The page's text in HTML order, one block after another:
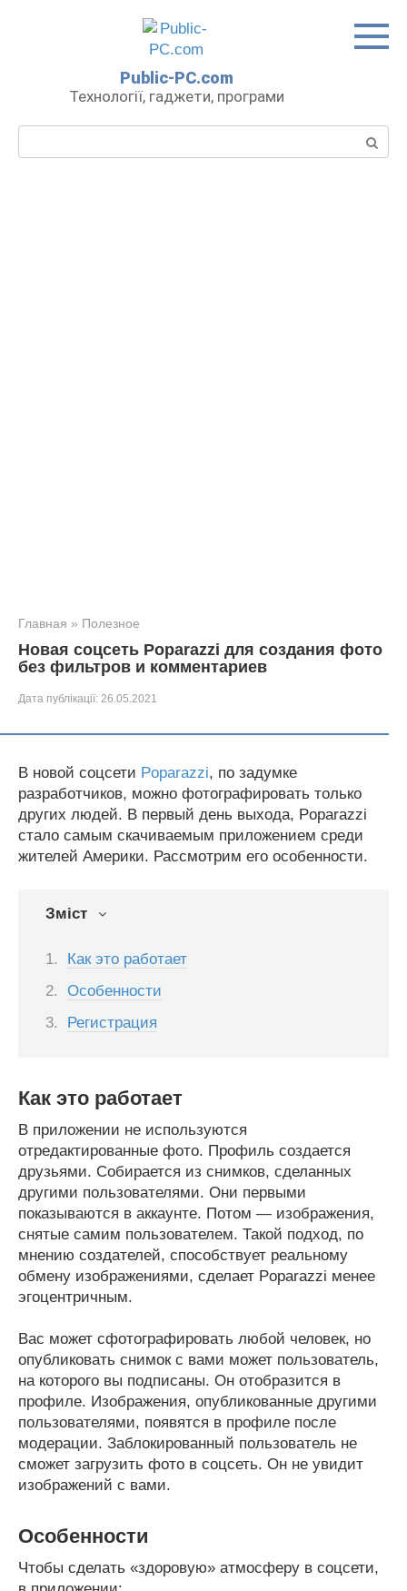
Public-PC.com
Технології, гаджети, програми
Главная » Полезное
Новая соцсеть Poparazzi для создания фото
без фильтров и комментариев
Дата публікації: 26.05.2021
В новой соцсети Poparazzi, по задумке
разработчиков, можно фотографировать только
других людей. В первый день выхода, Poparazzi
стало самым скачиваемым приложением среди
жителей Америки. Рассмотрим его особенности.
Зміст
Как это работает
Особенности
Регистрация
Как это работает
В приложении не используются
отредактированные фото. Профиль создается
друзьями. Собирается из снимков, сделанных
другими пользователями. Они первыми
показываются в аккаунте. Потом — изображения,
снятые самим пользователем. Такой подход, по
мнению создателей, способствует реальному
обмену изображениями, сделает Poparazzi менее
эгоцентричным.
Вас может сфотографировать любой человек, но
опубликовать снимок с вами может пользователь,
на которого вы подписаны. Он отобразится в
профиле. Изображения, опубликованные другими
пользователями, появятся в профиле после
модерации. Заблокированный пользователь не
сможет загрузить фото в соцсеть. Он не увидит
изображений с вами.
Особенности
Чтобы сделать «здоровую» атмосферу в соцсети,